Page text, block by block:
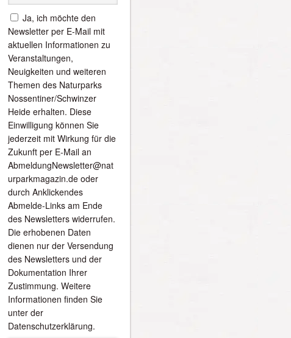
Ja, ich möchte den
Newsletter per E-Mail mit
aktuellen Informationen zu
Veranstaltungen,
Neuigkeiten und weiteren
Themen des Naturparks
Nossentiner/Schwinzer
Heide erhalten. Diese
Einwilligung können Sie
jederzeit mit Wirkung für die
Zukunft per E-Mail an
AbmeldungNewsletter@nat
urparkmagazin.de oder
durch Anklickendes
Abmelde-Links am Ende
des Newsletters widerrufen.
Die erhobenen Daten
dienen nur der Versendung
des Newsletters und der
Dokumentation Ihrer
Zustimmung. Weitere
Informationen finden Sie
unter der
Datenschutzerklärung.